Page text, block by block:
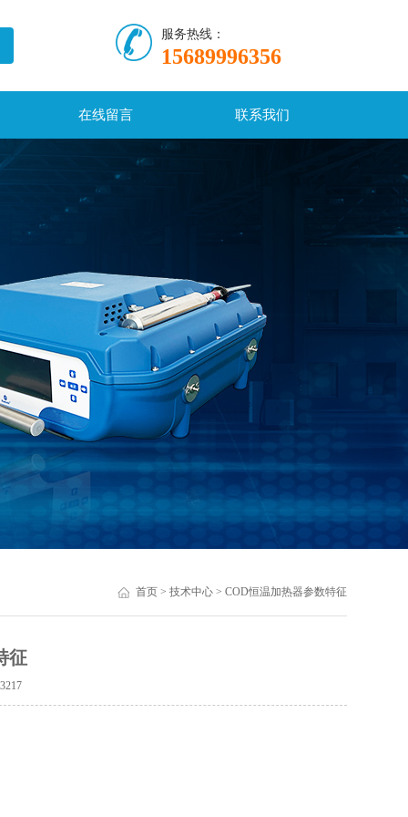
服务热线：
15689996356
在线留言 联系我们
首页> 技术中心> COD恒温加热器参数特征
征
3217